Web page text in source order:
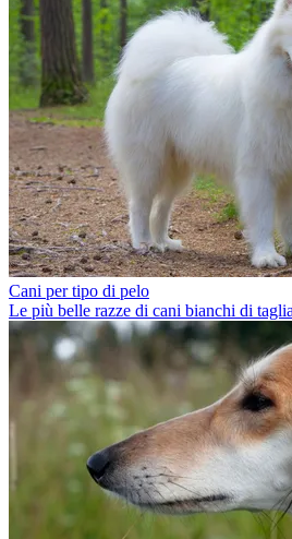
Cani per tipo di pelo
Le più belle razze di cani bianchi di